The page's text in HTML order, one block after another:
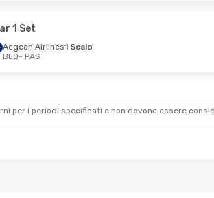
1 Set
Aegean Airlines1 Scalo
BLQ- PAS
per i periodi specificati e non devono essere